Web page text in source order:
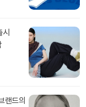
랜드의